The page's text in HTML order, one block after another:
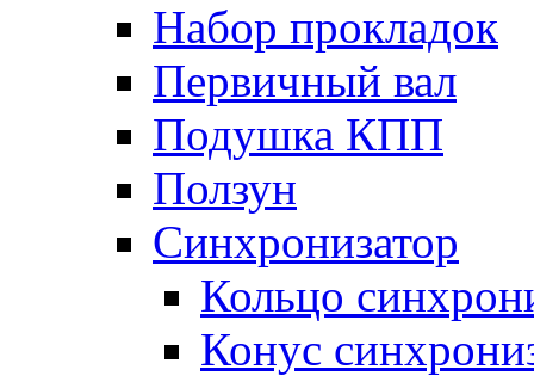
Набор прокладок
Первичный вал
Подушка КПП
Ползун
Синхронизатор
Кольцо
Конус